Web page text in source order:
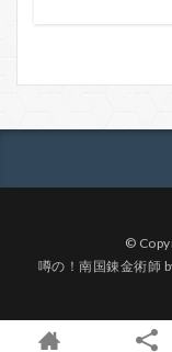
©
噂の！南国錬金術師